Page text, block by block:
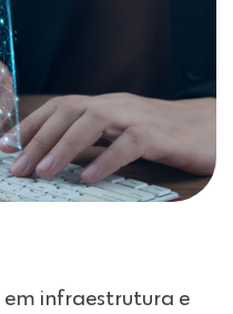
em infraestrutura e